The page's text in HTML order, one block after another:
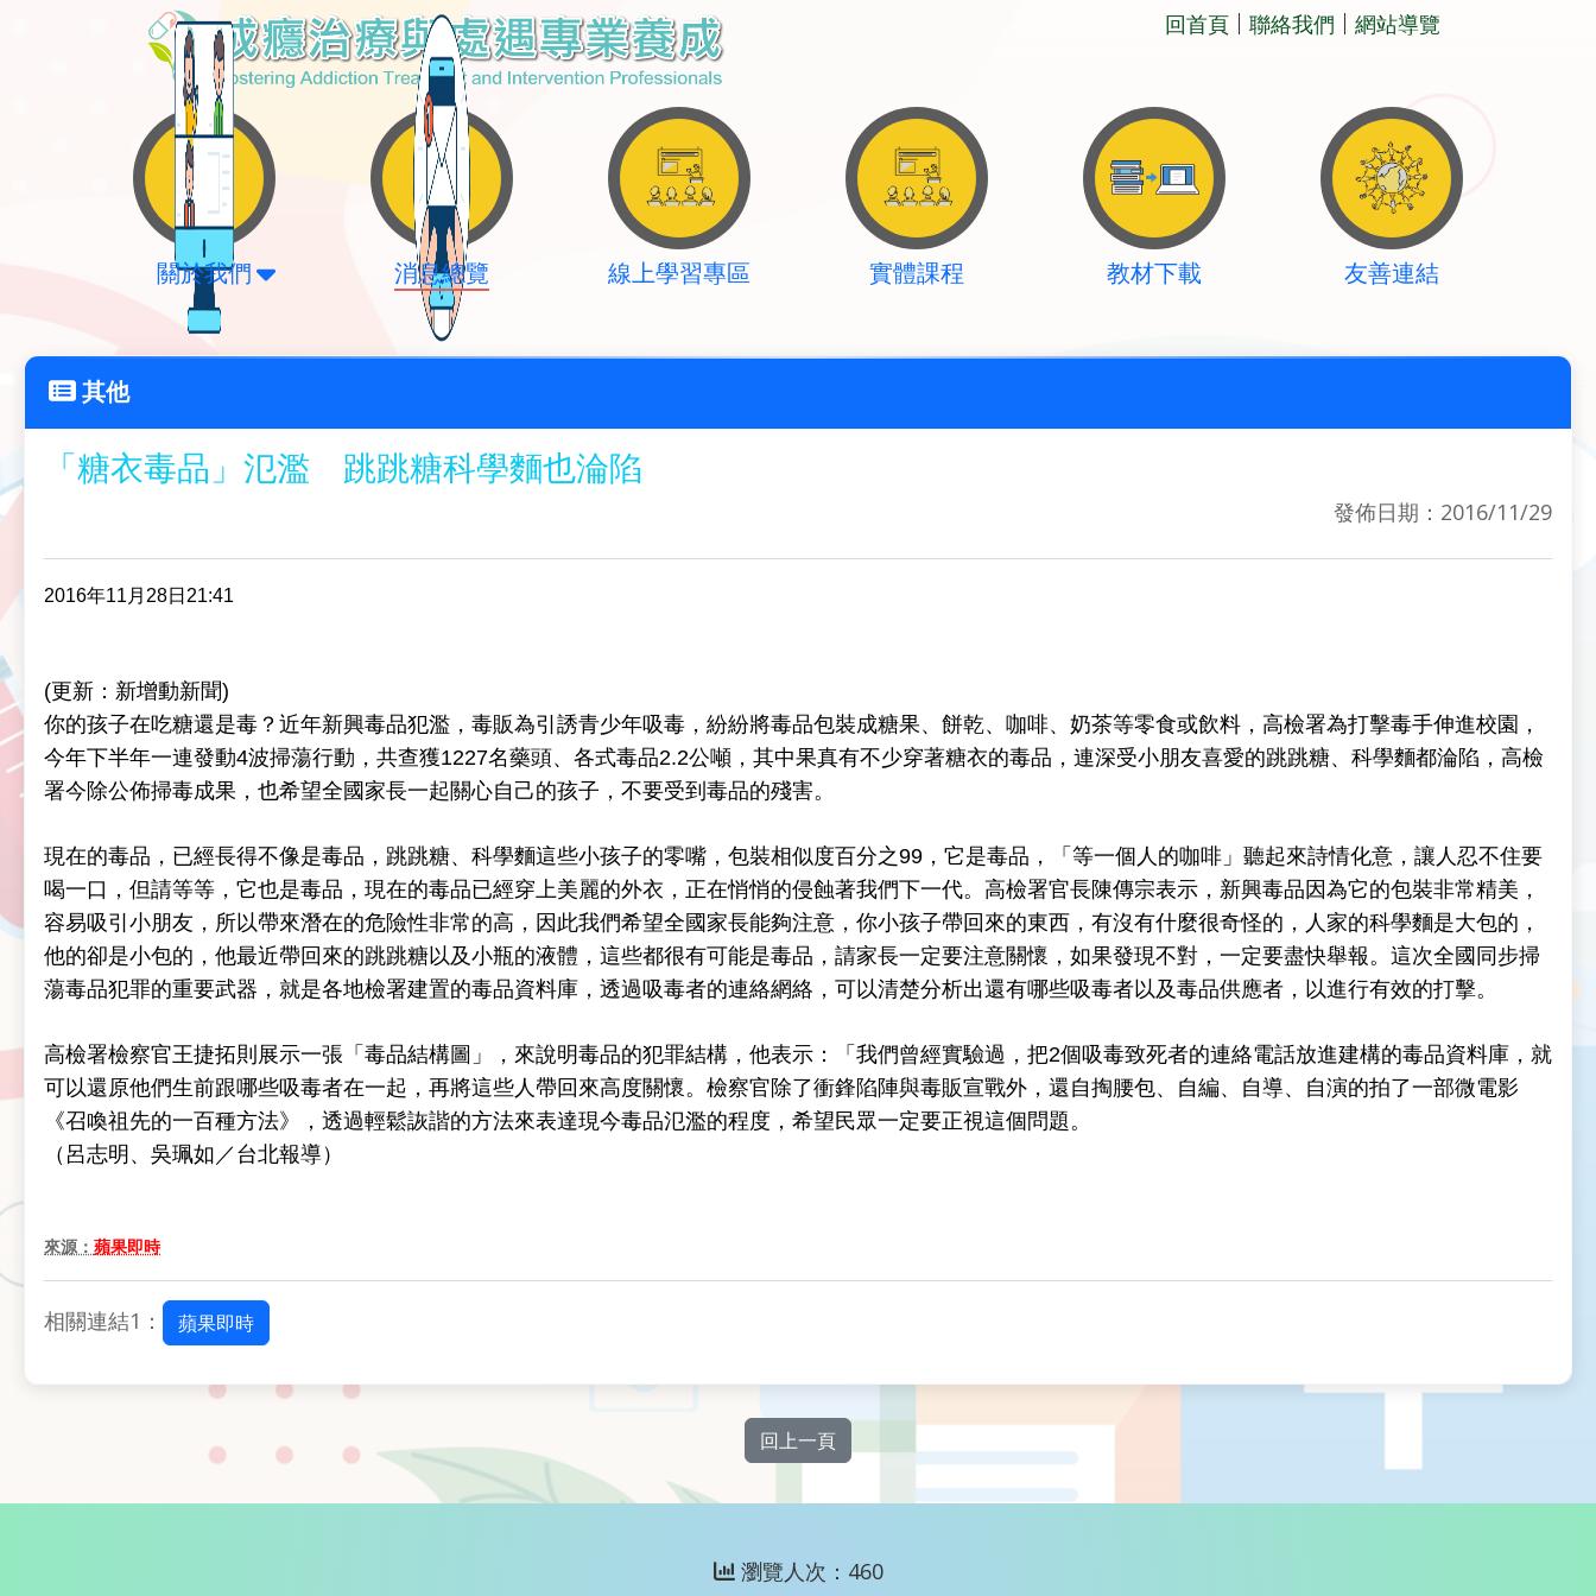
回首頁 聯絡我們 網站導覽
關於我們 消息總覽 線上學習專區 實體課程 教材下載 友善連結
其他
「糖衣毒品」氾濫 跳跳糖科學麵也淪陷
發佈日期：2016/11/29
2016年11月28日21:41
(更新：新增動新聞)
你的孩子在吃糖還是毒？近年新興毒品犯濫，毒販為引誘青少年吸毒，紛紛將毒品包裝成糖果、餅乾、咖啡、奶茶等零食或飲料，高檢署為打擊毒手伸進校園，
今年下半年一連發動4波掃蕩行動，共查獲1227名藥頭、各式毒品2.2公噸，其中果真有不少穿著糖衣的毒品，連深受小朋友喜愛的跳跳糖、科學麵都淪陷，高檢
署今除公佈掃毒成果，也希望全國家長一起關心自己的孩子，不要受到毒品的殘害。
現在的毒品，已經長得不像是毒品，跳跳糖、科學麵這些小孩子的零嘴，包裝相似度百分之99，它是毒品，「等一個人的咖啡」聽起來詩情化意，讓人忍不住要
喝一口，但請等等，它也是毒品，現在的毒品已經穿上美麗的外衣，正在悄悄的侵蝕著我們下一代。 高檢署官長陳傳宗表示，新興毒品因為它的包裝非常精美，
容易吸引小朋友，所以帶來潛在的危險性非常的高，因此我們希望全國家長能夠注意，你小孩子帶回來的東西，有沒有什麼很奇怪的，人家的科學麵是大包的，
他的卻是小包的，他最近帶回來的跳跳糖以及小瓶的液體，這些都很有可能是毒品，請家長一定要注意關懷，如果發現不對，一定要盡快舉報。 這次全國同步掃
蕩毒品犯罪的重要武器，就是各地檢署建置的毒品資料庫，透過吸毒者的連絡網絡，可以清楚分析出還有哪些吸毒者以及毒品供應者，以進行有效的打擊。
高檢署檢察官王捷拓則展示一張「毒品結構圖」，來說明毒品的犯罪結構，他表示：「我們曾經實驗過，把2個吸毒致死者的連絡電話放進建構的毒品資料庫，就
可以還原他們生前跟哪些吸毒者在一起，再將這些人帶回來高度關懷。 檢察官除了衝鋒陷陣與毒販宣戰外，還自掏腰包、自編、自導、自演的拍了一部微電影
《召喚祖先的一百種方法》，透過輕鬆詼諧的方法來表達現今毒品氾濫的程度，希望民眾一定要正視這個問題。
（呂志明、吳珮如／台北報導）
來源： 蘋果即時
相關連結1： 蘋果即時
回上一頁
瀏覽人次：460